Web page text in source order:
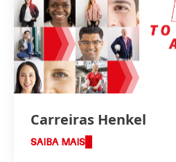
Carreiras Henkel
SAIBA MAIS